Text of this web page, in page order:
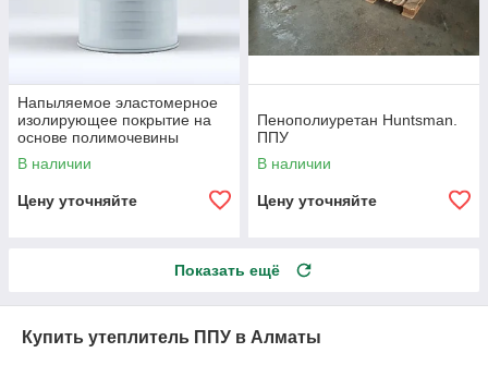
Напыляемое эластомерное
изолирующее покрытие на
основе полимочевины
Экстраплан 501
В наличии
Цену уточняйте
Пенополиуретан Huntsman.
ППУ
В наличии
Цену уточняйте
Показать ещё
Купить утеплитель ППУ в Алматы